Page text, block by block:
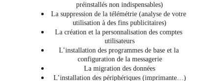
préinstallés non indispensables)
La suppression de la télémétrie (analyse de votre
utilisation à des fins publicitaires)
La création et la personnalisation des comptes
utilisateurs
L’installation des programmes de base et la
configuration de la messagerie
La migration des données
L’installation des périphériques (imprimante…)